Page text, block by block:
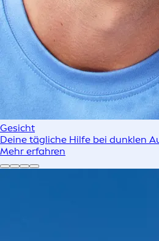
Gesicht
Deine tägliche Hilfe bei dunklen
Mehr erfahren